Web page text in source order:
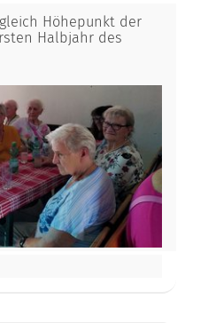
Höhepunkt der
Halbjahr des